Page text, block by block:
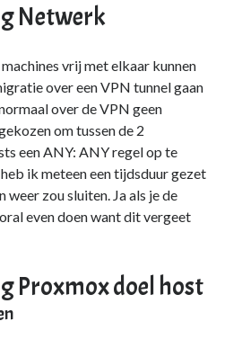
Netwerk
vrij met elkaar kunnen
over een VPN tunnel gaan
over de VPN geen
om tussen de 2
een ANY: ANY regel op te
ik meteen een tijdsduur gezet
weer zou sluiten. Ja als je de
even doen want dit vergeet
Proxmox doel host